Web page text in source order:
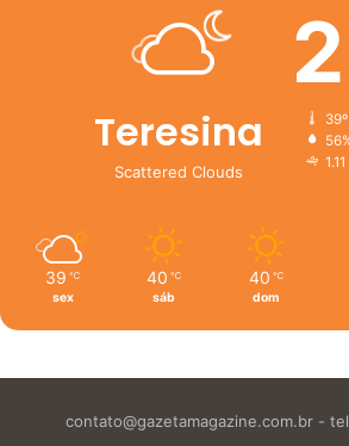
Teresina
Scattered Clouds
39 ℃
sex
40 ℃
sáb
40 ℃
dom
contato@gazetamagazine.com.br-